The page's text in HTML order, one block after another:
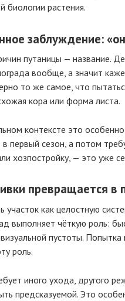
биологии растения.
заблуждение:
путаницы — название.
вообще, а значит
то же самое, что
кора или форма листа.
контексте это
первый сезон, а потом
хозпостройку, — это уже
превращается в
участок как целостную
выполняет чёткую роль:
пустоты.
роль.
иного ухода, другого
предсказуемой. Это